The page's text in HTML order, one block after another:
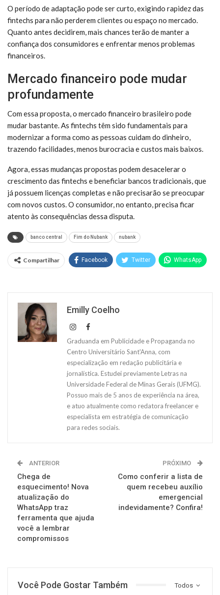
O período de adaptação pode ser curto, exigindo rapidez das
fintechs para não perderem clientes ou espaço no mercado.
Quanto antes decidirem, mais chances terão de manter a
confiança dos consumidores e enfrentar menos problemas
financeiros.
Mercado financeiro pode mudar
profundamente
Com essa proposta, o mercado financeiro brasileiro pode
mudar bastante. As fintechs têm sido fundamentais para
modernizar a forma como as pessoas cuidam do dinheiro,
trazendo facilidades, menos burocracia e custos mais baixos.
Agora, essas mudanças propostas podem desacelerar o
crescimento das fintechs e beneficiar bancos tradicionais, que
já possuem licenças completas e não precisarão se preocupar
com novos custos. O consumidor, no entanto, precisa ficar
atento às consequências dessa disputa.
banco central Fim do Nubank nubank
Compartilhar Facebook Twitter WhatsApp
Emilly Coelho
Graduanda em Publicidade e Propaganda no
Centro Universitário Sant'Anna, com
especialização em redação publicitária e
jornalística. Estudei previamente Letras na
Universidade Federal de Minas Gerais (UFMG).
Possuo mais de 5 anos de experiência na área,
e atuo atualmente como redatora freelancer e
especialista em estratégia de comunicação
para redes sociais.
ANTERIOR
Chega de
esquecimento! Nova
atualização do
WhatsApp traz
ferramenta que ajuda
você a lembrar
compromissos
PRÓXIMO
Como conferir a lista de
quem recebeu auxílio
emergencial
indevidamente? Confira!
Todos
Você Pode Gostar Também